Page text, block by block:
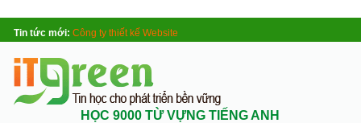
Tin tức mới: Công ty thiết kế Website
HỌC 9000 TỪ VỰNG TIẾNG ANH